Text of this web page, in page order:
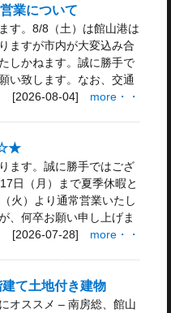
業について
す。8/8（土）は館山港は
ますが市内が大変込み合
しかねます。誠に勝手で
い致します。なお、交通
[2026-08-04] more・・
ます。誠に勝手ではござ
日（月）まで夏季休暇と
火）より通常営業いたし
、何卒お願い申し上げま
[2026-07-28] more・・
て土地付き建物
オススメ – 南房総、館山